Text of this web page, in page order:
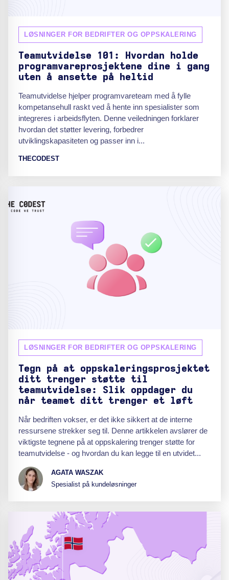
LØSNINGER FOR BEDRIFTER OG OPPSKALERING
Teamutvidelse 101: Hvordan holde
programvareprosjektene dine i gang
uten å ansette på heltid
Teamutvidelse hjelper programvareteam med å fylle
kompetansehull raskt ved å hente inn spesialister som
integreres i arbeidsflyten. Denne veiledningen forklarer
hvordan det støtter levering, forbedrer
utviklingskapasiteten og passer inn i...
THECODEST
LØSNINGER FOR BEDRIFTER OG OPPSKALERING
Tegn på at oppskaleringsprosjektet
ditt trenger støtte til
teamutvidelse: Slik oppdager du
når teamet ditt trenger et løft
Når bedriften vokser, er det ikke sikkert at de interne
ressursene strekker seg til. Denne artikkelen avslører de
viktigste tegnene på at oppskalering trenger støtte for
teamutvidelse - og hvordan du kan legge til en utvidet...
AGATA WASZAK
Spesialist på kundeløsninger